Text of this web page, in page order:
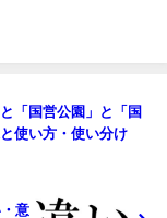
「国営公園」と「国
使い方・使い分け
意